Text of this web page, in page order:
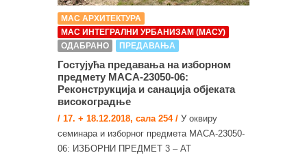
МАС АРХИТЕКТУРА
МАС ИНТЕГРАЛНИ УРБАНИЗАМ (МАСУ)
ОДАБРАНО
ПРЕДАВАЊА
Гостујућа предавања на изборном
предмету МАСА-23050-06:
Реконструкција и санација објеката
високоградње
/ 17. + 18.12.2018, сала 254 / У оквиру
семинара и изборног предмета МАСА-23050-
06: ИЗБОРНИ ПРЕДМЕТ 3 – АТ